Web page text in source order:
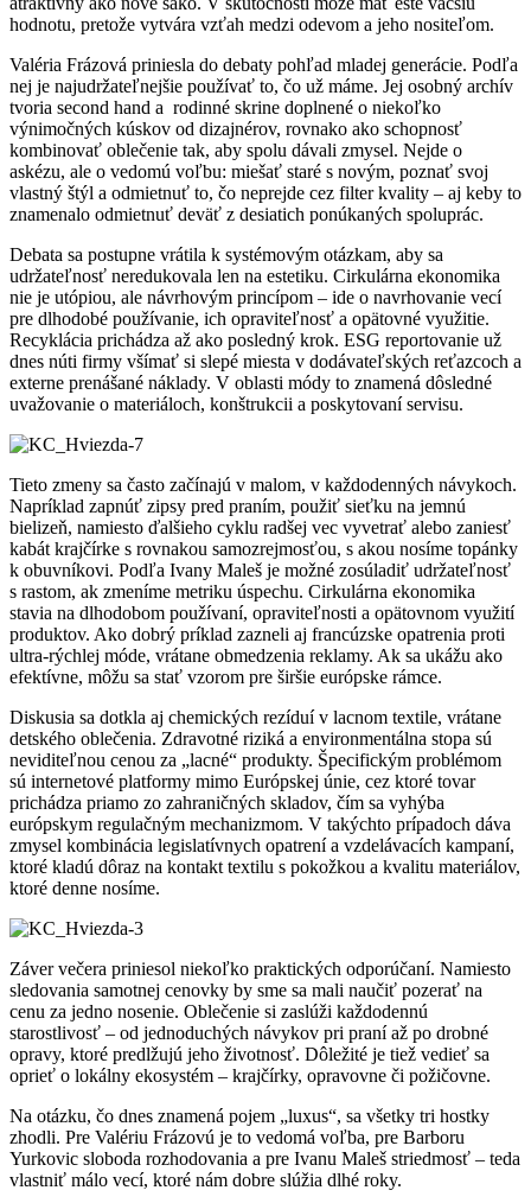
hodnotu, pretože vytvára vzťah medzi odevom a jeho nositeľom.
Valéria Frázová priniesla do debaty pohľad mladej generácie. Podľa
nej je najudržateľnejšie používať to, čo už máme. Jej osobný archív
tvoria second hand a rodinné skrine doplnené o niekoľko
výnimočných kúskov od dizajnérov, rovnako ako schopnosť
kombinovať oblečenie tak, aby spolu dávali zmysel. Nejde o
askézu, ale o vedomú voľbu: miešať staré s novým, poznať svoj
vlastný štýl a odmietnuť to, čo neprejde cez filter kvality – aj keby to
znamenalo odmietnuť deväť z desiatich ponúkaných spoluprác.
Debata sa postupne vrátila k systémovým otázkam, aby sa
udržateľnosť neredukovala len na estetiku. Cirkulárna ekonomika
nie je utópiou, ale návrhovým princípom – ide o navrhovanie vecí
pre dlhodobé používanie, ich opraviteľnosť a opätovné využitie.
Recyklácia prichádza až ako posledný krok. ESG reportovanie už
dnes núti firmy všímať si slepé miesta v dodávateľských reťazcoch a
externe prenášané náklady. V oblasti módy to znamená dôsledné
uvažovanie o materiáloch, konštrukcii a poskytovaní servisu.
Tieto zmeny sa často začínajú v malom, v každodenných návykoch.
Napríklad zapnúť zipsy pred praním, použiť sieťku na jemnú
bielizeň, namiesto ďalšieho cyklu radšej vec vyvetrať alebo zaniesť
kabát krajčírke s rovnakou samozrejmosťou, s akou nosíme topánky
k obuvníkovi. Podľa Ivany Maleš je možné zosúladiť udržateľnosť
s rastom, ak zmeníme metriku úspechu. Cirkulárna ekonomika
stavia na dlhodobom používaní, opraviteľnosti a opätovnom využití
produktov. Ako dobrý príklad zazneli aj francúzske opatrenia proti
ultra-rýchlej móde, vrátane obmedzenia reklamy. Ak sa ukážu ako
efektívne, môžu sa stať vzorom pre širšie európske rámce.
Diskusia sa dotkla aj chemických rezíduí v lacnom textile, vrátane
detského oblečenia. Zdravotné riziká a environmentálna stopa sú
neviditeľnou cenou za „lacné“ produkty. Špecifickým problémom
sú internetové platformy mimo Európskej únie, cez ktoré tovar
prichádza priamo zo zahraničných skladov, čím sa vyhýba
európskym regulačným mechanizmom. V takýchto prípadoch dáva
zmysel kombinácia legislatívnych opatrení a vzdelávacích kampaní,
ktoré kladú dôraz na kontakt textilu s pokožkou a kvalitu materiálov,
ktoré denne nosíme.
Záver večera priniesol niekoľko praktických odporúčaní. Namiesto
sledovania samotnej cenovky by sme sa mali naučiť pozerať na
cenu za jedno nosenie. Oblečenie si zaslúži každodennú
starostlivosť – od jednoduchých návykov pri praní až po drobné
opravy, ktoré predlžujú jeho životnosť. Dôležité je tiež vedieť sa
oprieť o lokálny ekosystém – krajčírky, opravovne či požičovne.
Na otázku, čo dnes znamená pojem „luxus“, sa všetky tri hostky
zhodli. Pre Valériu Frázovú je to vedomá voľba, pre Barboru
Yurkovic sloboda rozhodovania a pre Ivanu Maleš striedmosť – teda
vlastniť málo vecí, ktoré nám dobre slúžia dlhé roky.